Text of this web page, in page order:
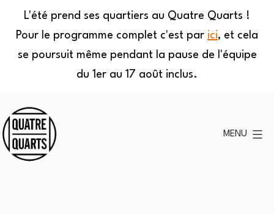
L'été prend ses quartiers au Quatre Quarts !
Pour le programme complet c'est par ici, et cela
se poursuit même pendant la pause de l'équipe
du 1er au 17 août inclus.
au
contenu
MENU